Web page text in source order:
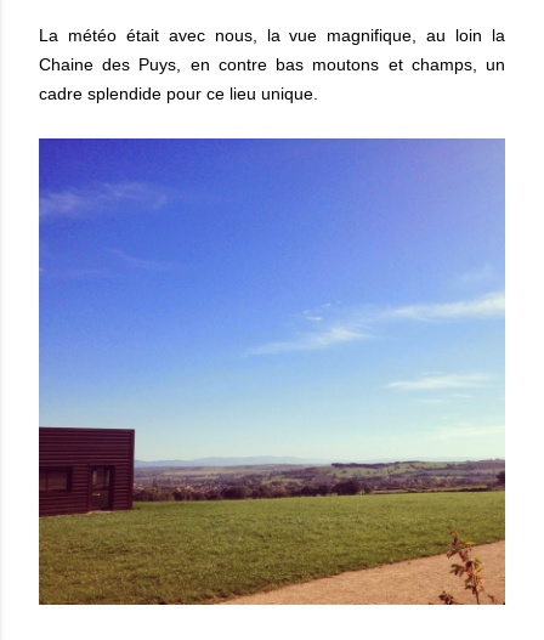
La météo était avec nous, la vue magnifique, au loin la
Chaine des Puys, en contre bas moutons et champs, un
cadre splendide pour ce lieu unique.